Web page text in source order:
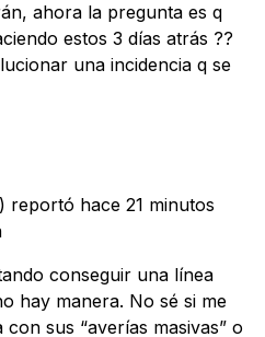
ahora la pregunta es q
estos 3 días atrás ??
una incidencia q se
reportó hace 21 minutos
conseguir una línea
hay manera. No sé si me
sus “averías masivas” o